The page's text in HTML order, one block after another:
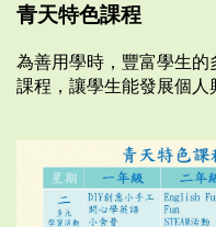
青天特色課程
為善用學時，豐富學生
課程，讓學生能發展個人